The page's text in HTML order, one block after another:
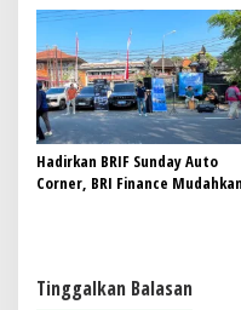
Pekerja di Pabrik Tembakau
Hadirkan BRIF Sunday Auto
Corner, BRI Finance Mudahkan
Tinggalkan Balasan